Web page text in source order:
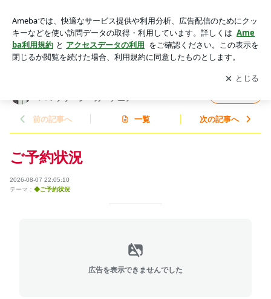
ッサージ・ガーデニア
アプリをダウンロードして ブログの更新通知
を受け取りまし
ょう。
開く
パマッサージ・ガーデニア
前の記事へ 一覧 次の記事へ
ご予約状況
2026-08-07 22:05:10
テーマ： ◆ご予約状況
広告を表示できませんでした